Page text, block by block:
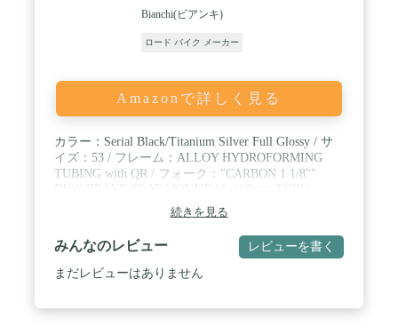
Bianchi(ビアンキ)
ロード バイク メーカー
Amazonで詳しく見る
カラー：Serial Black/Titanium Silver Full Glossy / サ
イズ：53 / フレーム：ALLOY HYDROFORMING
TUBING with QR / フォーク："CARBON 1.1/8""
AXLE" / MAIN COMPONENTS：SHIMANO SORA /
続きを見る
みんなのレビュー レビューを書く
まだレビューはありません